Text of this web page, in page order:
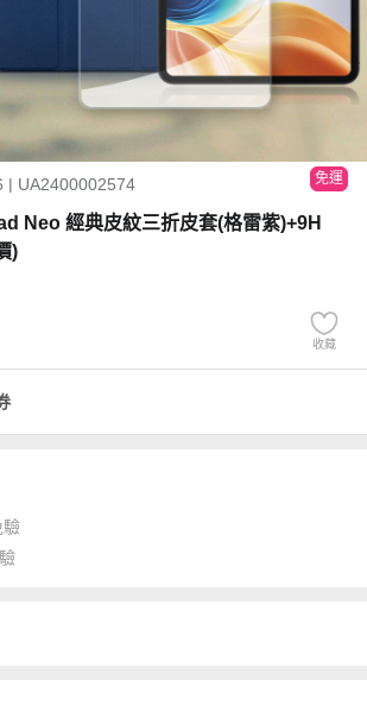
| UA2400002574 免運
Neo 經典皮紋三折皮套(格雷紫)+9H
)
收藏
驗